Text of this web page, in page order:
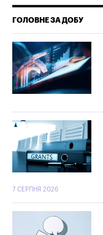
ГОЛОВНЕ ЗА ДОБУ
7 СЕРПНЯ 2026